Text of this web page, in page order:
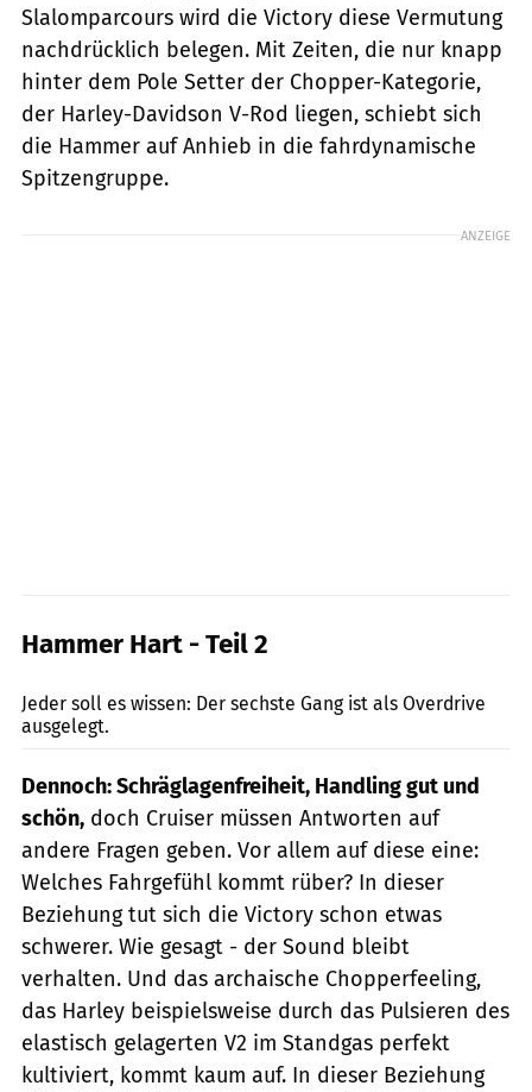
Slalomparcours wird die Victory diese Vermutung
nachdrücklich belegen. Mit Zeiten, die nur knapp
hinter dem Pole Setter der Chopper-Kategorie,
der Harley-Davidson V-Rod liegen, schiebt sich
die Hammer auf Anhieb in die fahrdynamische
Spitzengruppe.
ANZEIGE
Hammer Hart - Teil 2
Jeder soll es wissen: Der sechste Gang ist als Overdrive
ausgelegt.
Dennoch: Schräglagenfreiheit, Handling gut und
schön, doch Cruiser müssen Antworten auf
andere Fragen geben. Vor allem auf diese eine:
Welches Fahrgefühl kommt rüber? In dieser
Beziehung tut sich die Victory schon etwas
schwerer. Wie gesagt - der Sound bleibt
verhalten. Und das archaische Chopperfeeling,
das Harley beispielsweise durch das Pulsieren des
elastisch gelagerten V2 im Standgas perfekt
kultiviert, kommt kaum auf. In dieser Beziehung